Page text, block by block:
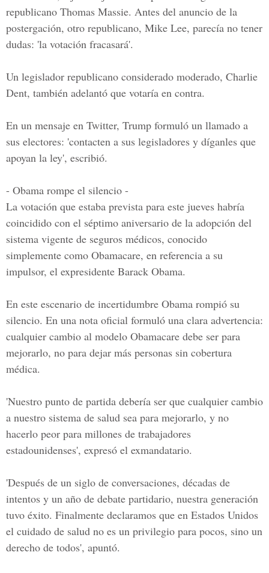
republicano Thomas Massie. Antes del anuncio de la
postergación, otro republicano, Mike Lee, parecía no tener
dudas: 'la votación fracasará'.
Un legislador republicano considerado moderado, Charlie
Dent, también adelantó que votaría en contra.
En un mensaje en Twitter, Trump formuló un llamado a
sus electores: 'contacten a sus legisladores y díganles que
apoyan la ley', escribió.
- Obama rompe el silencio -
La votación que estaba prevista para este jueves habría
coincidido con el séptimo aniversario de la adopción del
sistema vigente de seguros médicos, conocido
simplemente como Obamacare, en referencia a su
impulsor, el expresidente Barack Obama.
En este escenario de incertidumbre Obama rompió su
silencio. En una nota oficial formuló una clara advertencia:
cualquier cambio al modelo Obamacare debe ser para
mejorarlo, no para dejar más personas sin cobertura
médica.
'Nuestro punto de partida debería ser que cualquier cambio
a nuestro sistema de salud sea para mejorarlo, y no
hacerlo peor para millones de trabajadores
estadounidenses', expresó el exmandatario.
'Después de un siglo de conversaciones, décadas de
intentos y un año de debate partidario, nuestra generación
tuvo éxito. Finalmente declaramos que en Estados Unidos
el cuidado de salud no es un privilegio para pocos, sino un
derecho de todos', apuntó.